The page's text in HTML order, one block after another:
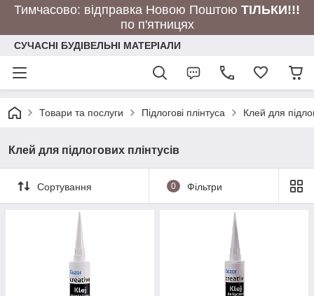
Тимчасово: відправка Новою Поштою ТІЛЬКИ!!!
по п'ятницях
СУЧАСНІ БУДІВЕЛЬНІ МАТЕРІАЛИ
Товари та послуги Підлогові плінтуса Клей для
Клей для підлогових плінтусів
Сортування 0 Фільтри